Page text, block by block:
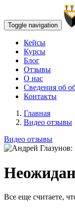
Toggle navigation
Кейсы
Курсы
Блог
Отзывы
О нас
Сведения об
Контакты
Главная
Видео отзывы
Видео отзывы
Все еще считаете,